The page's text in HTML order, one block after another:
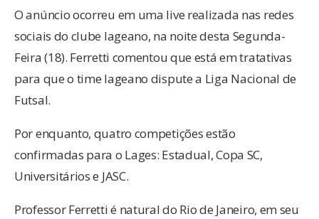
O anúncio ocorreu em uma live realizada nas redes
sociais do clube lageano, na noite desta Segunda-
Feira (18). Ferretti comentou que está em tratativas
para que o time lageano dispute a Liga Nacional de
Futsal.
Por enquanto, quatro competições estão
confirmadas para o Lages: Estadual, Copa SC,
Universitários e JASC.
Professor Ferretti é natural do Rio de Janeiro, em seu